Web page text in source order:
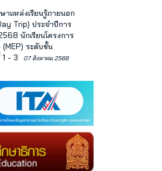
าแหล่งเรียนรู้ภายนอก
Trip) ประจำปีการ
นักเรียนโครงการ
(MEP) ระดับชั้น
- 3
07 สิงหาคม 2568